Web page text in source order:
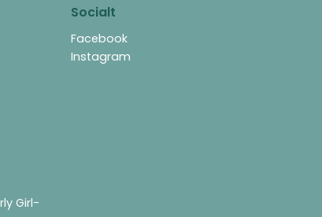
Girl-
Socialt
Facebook
Instagram